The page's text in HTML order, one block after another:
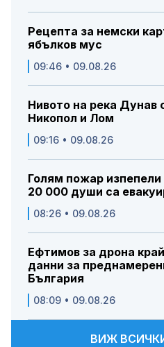
Рецепта за немски
ябълков мус
09:46 • 09.08.26
Нивото на река Дунав
Никопол и Лом
09:16 • 09.08.26
Голям пожар
20 000 души са
08:26 • 09.08.26
Ефтимов за дрона
данни за
България
08:09 • 09.08.26
ВИЖ